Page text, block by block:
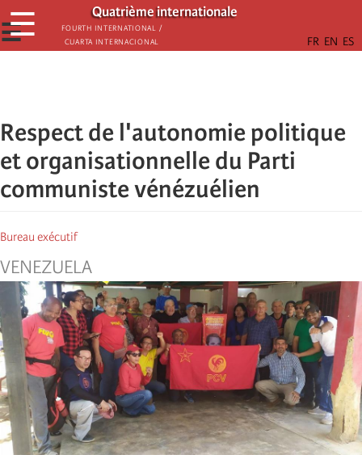
Skip
to
main
Quatrième internationale
Fourth International /
Cuarta Internacional
☰
☰
Respect de l'autonomie politique
et organisationnelle du Parti
communiste vénézuélien
Bureau exécutif
VENEZUELA